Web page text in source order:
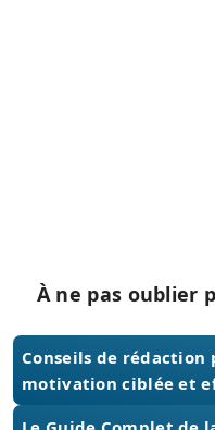
À ne pas oublier
Conseils de
motivation ciblée et